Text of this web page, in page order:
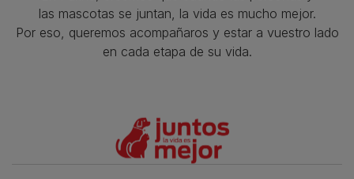
las mascotas se juntan, la vida es mucho mejor.
Por eso, queremos acompañaros y estar a vuestro lado
en cada etapa de su vida.​